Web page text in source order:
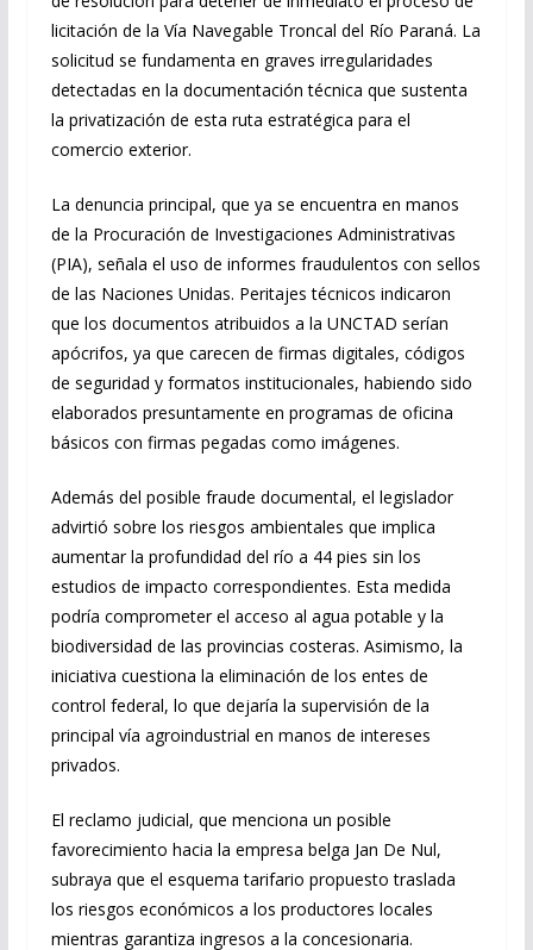
licitación de la Vía Navegable Troncal del Río Paraná. La
solicitud se fundamenta en graves irregularidades
detectadas en la documentación técnica que sustenta
la privatización de esta ruta estratégica para el
comercio exterior.
La denuncia principal, que ya se encuentra en manos
de la Procuración de Investigaciones Administrativas
(PIA), señala el uso de informes fraudulentos con sellos
de las Naciones Unidas. Peritajes técnicos indicaron
que los documentos atribuidos a la UNCTAD serían
apócrifos, ya que carecen de firmas digitales, códigos
de seguridad y formatos institucionales, habiendo sido
elaborados presuntamente en programas de oficina
básicos con firmas pegadas como imágenes.
Además del posible fraude documental, el legislador
advirtió sobre los riesgos ambientales que implica
aumentar la profundidad del río a 44 pies sin los
estudios de impacto correspondientes. Esta medida
podría comprometer el acceso al agua potable y la
biodiversidad de las provincias costeras. Asimismo, la
iniciativa cuestiona la eliminación de los entes de
control federal, lo que dejaría la supervisión de la
principal vía agroindustrial en manos de intereses
privados.
El reclamo judicial, que menciona un posible
favorecimiento hacia la empresa belga Jan De Nul,
subraya que el esquema tarifario propuesto traslada
los riesgos económicos a los productores locales
mientras garantiza ingresos a la concesionaria.